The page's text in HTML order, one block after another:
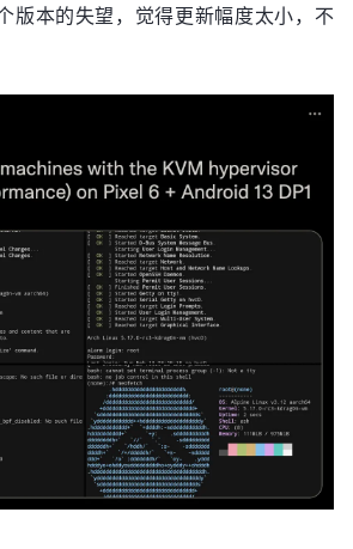
版本的失望，觉得更新幅度太小，不